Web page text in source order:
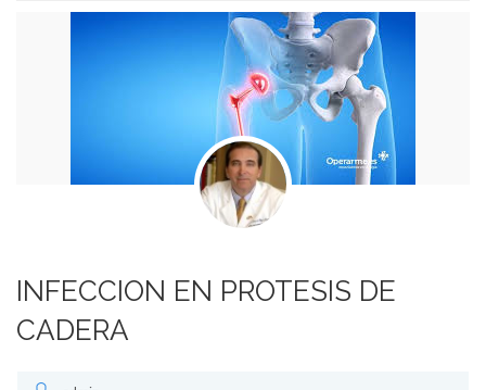
INFECCION EN PROTESIS DE
CADERA